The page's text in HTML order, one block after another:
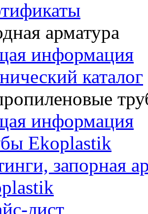
арматура
информация
каталог
информация
Ekoplastik
запорная
лист